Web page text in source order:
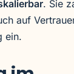
. Sie
auf
ein.